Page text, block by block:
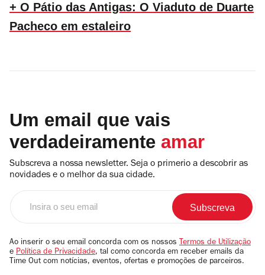
+ O Pátio das Antigas: O Viaduto de Duarte
Pacheco em estaleiro
Um email que vais
verdadeiramente amar
Subscreva a nossa newsletter. Seja o primerio a descobrir as
novidades e o melhor da sua cidade.
email
Ao inserir o seu email concorda com os nossos Termos de Utilização
e Política de Privacidade, tal como concorda em receber emails da
Time Out com notícias, eventos, ofertas e promoções de parceiros.